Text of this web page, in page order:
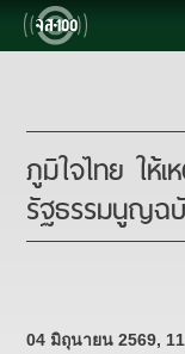
ภูมิใจไทย ให้
รัฐธรรมนูญฉ
04 มิถุนายน 2569,